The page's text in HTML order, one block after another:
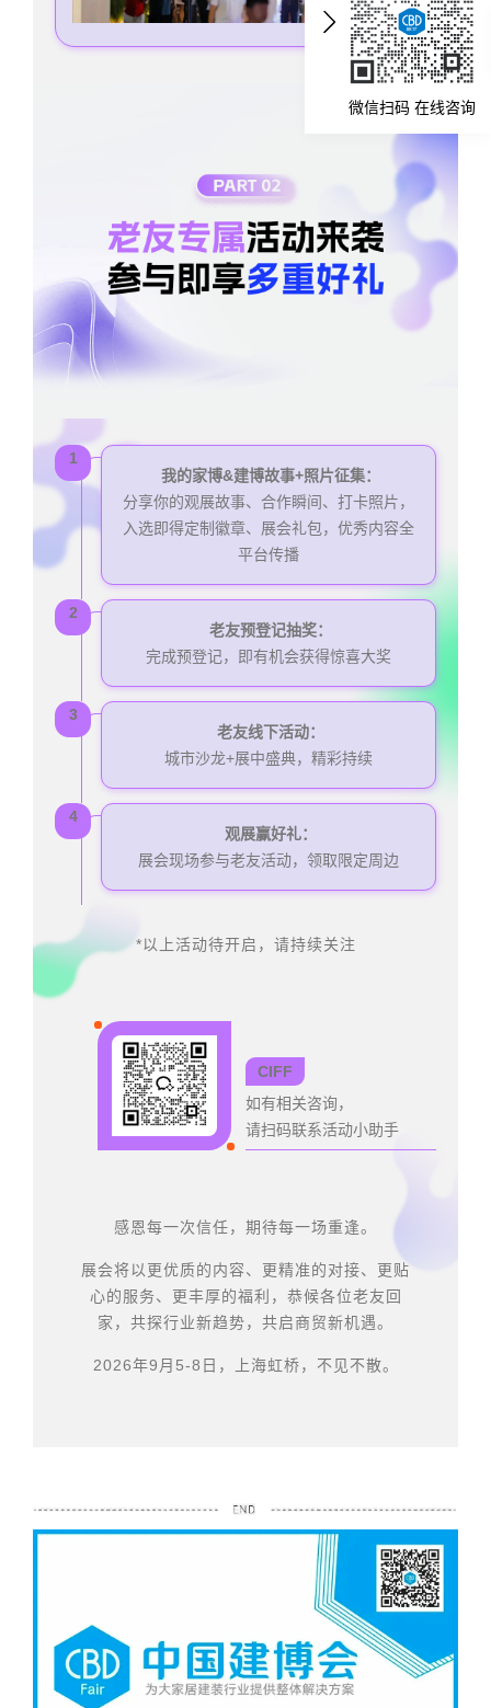
1
我的家博&建博故事+照片征集：
分享你的观展故事、合作瞬间、打卡照片，
入选即得定制徽章、展会礼包，优秀内容全
平台传播
2
老友预登记抽奖：
完成预登记，即有机会获得惊喜大奖
3
老友线下活动：
城市沙龙+展中盛典，精彩持续
4
观展赢好礼：
展会现场参与老友活动，领取限定周边
*以上活动待开启，请持续关注
CIFF
如有相关咨询，
请扫码联系活动小助手
感恩每一次信任，期待每一场重逢。
展会将以更优质的内容、更精准的对接、更贴
心的服务、更丰厚的福利，恭候各位老友回
家，共探行业新趋势，共启商贸新机遇。
2026年9月5-8日，上海虹桥，不见不散。
微信扫码 在线咨询